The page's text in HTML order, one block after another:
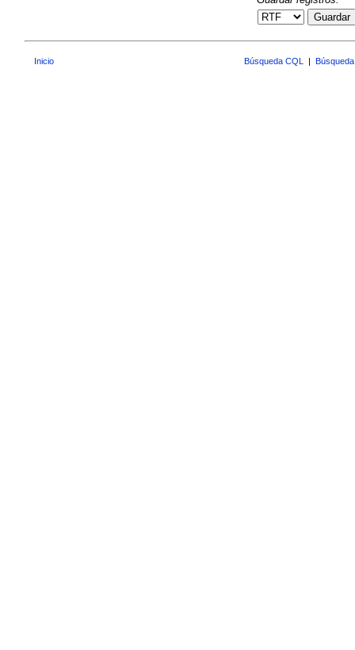
Guardar
Inicio Búsqueda CQL